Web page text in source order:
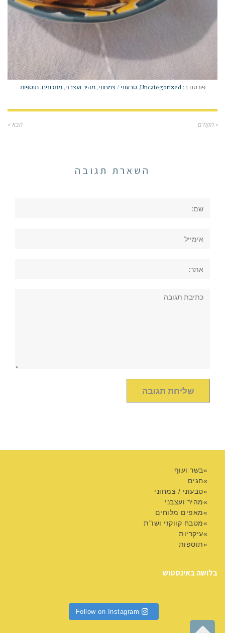
פורסם ב:Uncategorized
,טבעוני / צמחוני,מהיר ועצבני,מתכונים,תוספות
« הקודם הבא »
השארת תגובה
בשר ועוף
חגים
טבעוני / צמחוני
מהיר ועצבני
מאפים מלוחים
מטבח קווקזי ושו"ת
עיקריות
תוספות
בלושה באינסטוש
Follow on Instagram